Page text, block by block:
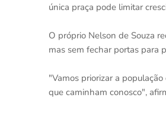
única praça pode limitar
O próprio Nelson de Souza
mas sem fechar portas para
"Vamos priorizar a
que caminham conosco",